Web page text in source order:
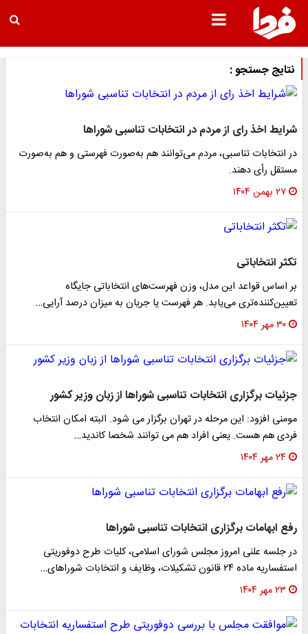
نتایج جستجو :
شرایط اخذ رای از مردم در انتخابات تناسبی شوراها
در انتخابات تناسبی، مردم می‌توانند هم به‌صورت فهرستی و هم به‌صورت
مستقل رأی دهند.
۲۷ بهمن ۱۴۰۴
تکثر انتخاباتی
بر اساس قواعد این مدل، وزن فهرست‌های انتخاباتی جایگاه
تعیین‌کننده‌تری می‌یابد. هر فهرست یا جریان به میزان درصد آرایی…
۳۰ مهر ۱۴۰۴
جزئیات برگزاری انتخابات تناسبی شوراها از زبان وزیر کشور
مومنی افزود: این مرحله در تهران برگزار می شود. البته امکان انتخاب
فردی هم هست. یعنی افراد هم می توانند شخصا کاندید…
۲۴ مهر ۱۴۰۴
رفع ابهامات برگزاری انتخابات تناسبی شوراها
در جلسه علنی امروز مجلس شورای اسلامی، کلیات طرح دوفوریتی
استفساریه ماده ۲۴ قانون تشکیلات، وظایف و انتخابات شوراهای…
۲۳ مهر ۱۴۰۴